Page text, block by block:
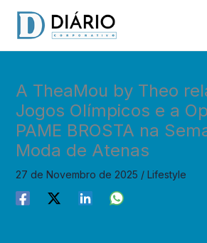
content
A TheaMou by Theo
Jogos Olímpicos e a
PAME BROSTA na
Moda de Atenas
27 de Novembro de 2025 / Lifestyle